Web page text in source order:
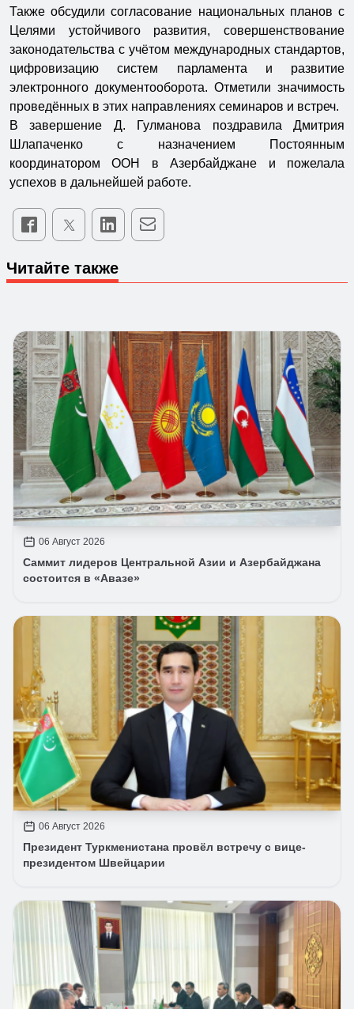
Также обсудили согласование национальных планов с
Целями устойчивого развития, совершенствование
законодательства с учётом международных стандартов,
цифровизацию систем парламента и развитие
электронного документооборота. Отметили значимость
проведённых в этих направлениях семинаров и встреч.
В завершение Д. Гулманова поздравила Дмитрия
Шлапаченко с назначением Постоянным
координатором ООН в Азербайджане и пожелала
успехов в дальнейшей работе.
Читайте также
06 Август 2026
Саммит лидеров Центральной Азии и Азербайджана
состоится в «Авазе»
06 Август 2026
Президент Туркменистана провёл встречу с вице-
президентом Швейцарии